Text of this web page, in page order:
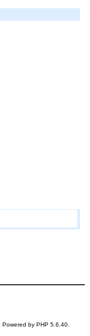
. Powered by PHP 5.6.40.